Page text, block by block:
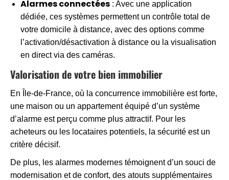
Alarmes connectées : Avec une application
dédiée, ces systèmes permettent un contrôle total de
votre domicile à distance, avec des options comme
l’activation/désactivation à distance ou la visualisation
en direct via des caméras.
Valorisation de votre bien immobilier
En Île-de-France, où la concurrence immobilière est forte,
une maison ou un appartement équipé d’un système
d’alarme est perçu comme plus attractif. Pour les
acheteurs ou les locataires potentiels, la sécurité est un
critère décisif.
De plus, les alarmes modernes témoignent d’un souci de
modernisation et de confort, des atouts supplémentaires